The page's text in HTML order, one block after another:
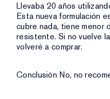
Llevaba 20 años
Esta nueva formulación
cubre nada, tiene menor
resistente. Si no vuelve
volveré a comprar.
Conclusión No, no